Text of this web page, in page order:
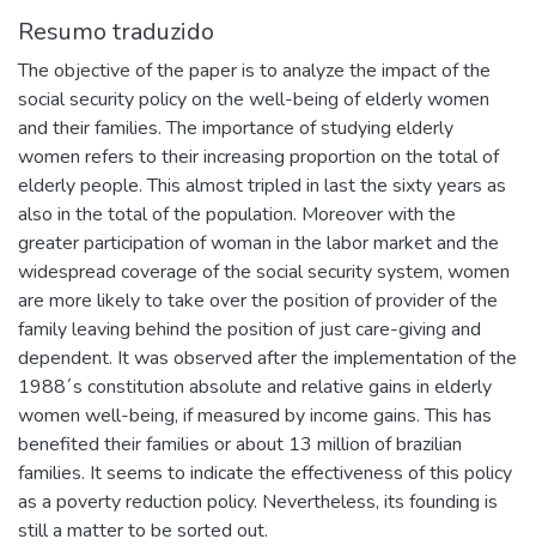
Resumo traduzido
The objective of the paper is to analyze the impact of the
social security policy on the well-being of elderly women
and their families. The importance of studying elderly
women refers to their increasing proportion on the total of
elderly people. This almost tripled in last the sixty years as
also in the total of the population. Moreover with the
greater participation of woman in the labor market and the
widespread coverage of the social security system, women
are more likely to take over the position of provider of the
family leaving behind the position of just care-giving and
dependent. It was observed after the implementation of the
1988´s constitution absolute and relative gains in elderly
women well-being, if measured by income gains. This has
benefited their families or about 13 million of brazilian
families. It seems to indicate the effectiveness of this policy
as a poverty reduction policy. Nevertheless, its founding is
still a matter to be sorted out.